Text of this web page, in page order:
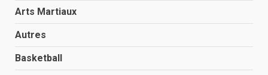
Arts Martiaux
Autres
Basketball